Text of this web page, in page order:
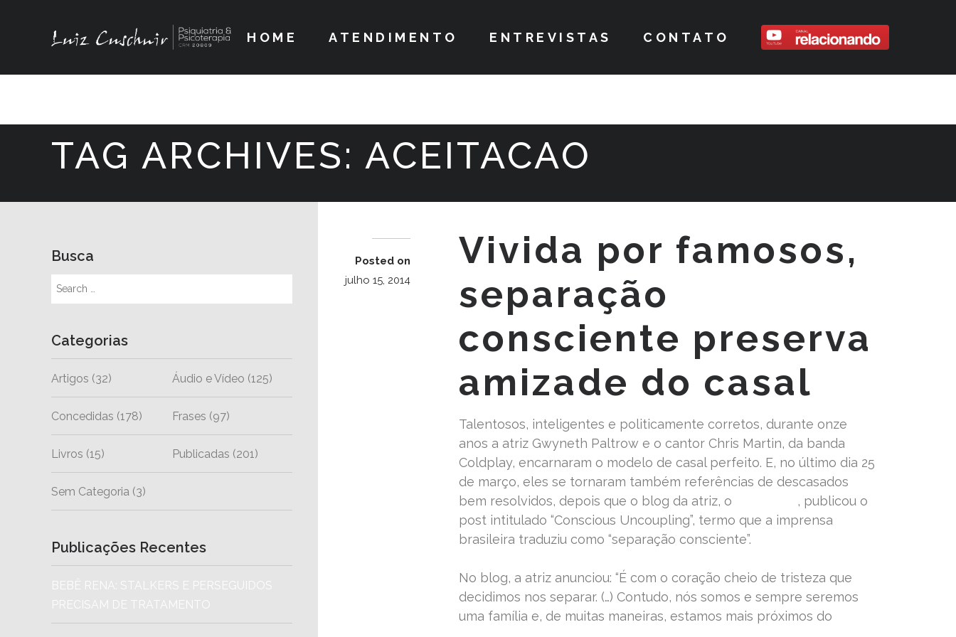
HOME ATENDIMENTO ENTREVISTAS CONTATO
TAG ARCHIVES: ACEITACAO
Busca
Categorias
Artigos (32) Áudio e Vídeo (125)
Concedidas (178) Frases (97)
Livros (15) Publicadas (201)
Sem Categoria (3)
Publicações Recentes
BEBÊ RENA: STALKERS E PERSEGUIDOS
PRECISAM DE TRATAMENTO
Vivida por famosos,
separação
consciente preserva
amizade do casal
Posted on
julho 15, 2014
Talentosos, inteligentes e politicamente corretos, durante onze
anos a atriz Gwyneth Paltrow e o cantor Chris Martin, da banda
Coldplay, encarnaram o modelo de casal perfeito. E, no último dia 25
de março, eles se tornaram também referências de descasados
bem resolvidos, depois que o blog da atriz, o
, publicou o
post intitulado “Conscious Uncoupling”, termo que a imprensa
brasileira traduziu como “separação consciente”.
No blog, a atriz anunciou: “É com o coração cheio de tristeza que
decidimos nos separar. (…) Contudo, nós somos e sempre seremos
uma família e, de muitas maneiras, estamos mais próximos do